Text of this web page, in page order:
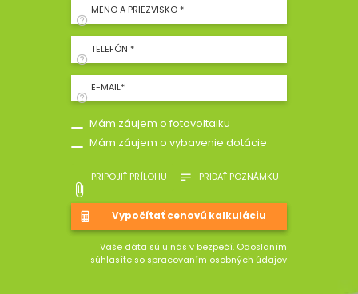
MENO A PRIEZVISKO *
TELEFÓN *
E-MAIL*
Mám záujem o fotovoltaiku
Mám záujem o vybavenie dotácie
PRIPOJIŤ PRÍLOHU PRIDAŤ POZNÁMKU
Vaše dáta sú u nás v bezpečí. Odoslaním
súhlasíte so spracovaním osobných údajov